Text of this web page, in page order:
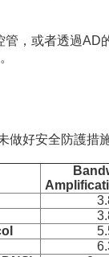
，或者透過
好安全防護措